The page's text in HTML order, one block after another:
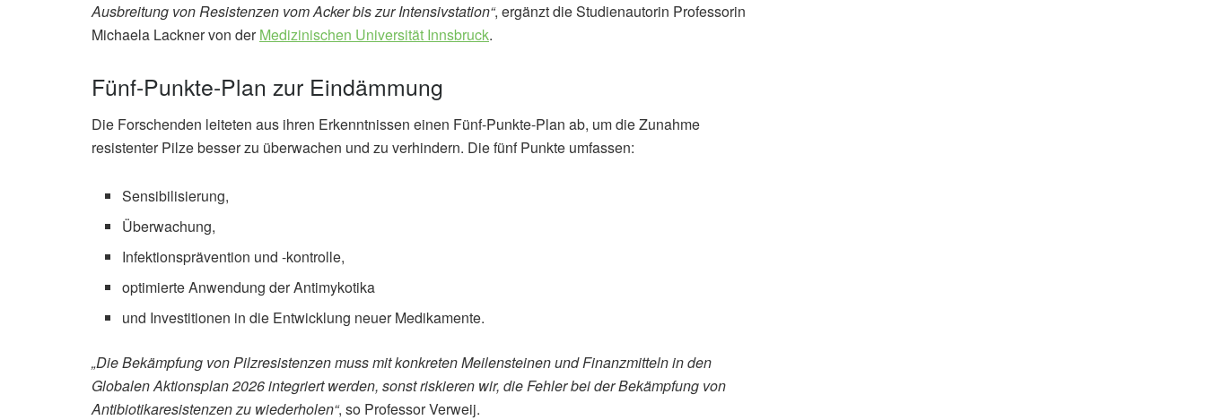
Ausbreitung von Resistenzen vom Acker bis zur Intensivstation“, ergänzt die Studienautorin Professorin
Michaela Lackner von derMedizinischen Universität Innsbruck.
Fünf-Punkte-Plan zur Eindämmung
Die Forschenden leiteten aus ihren Erkenntnissen einen Fünf-Punkte-Plan ab, um die Zunahme
resistenter Pilze besser zu überwachen und zu verhindern. Die fünf Punkte umfassen:
Sensibilisierung,
Überwachung,
Infektionsprävention und -kontrolle,
optimierte Anwendung der Antimykotika
und Investitionen in die Entwicklung neuer Medikamente.
„Die Bekämpfung von Pilzresistenzen muss mit konkreten Meilensteinen und Finanzmitteln in den
Globalen Aktionsplan 2026 integriert werden, sonst riskieren wir, die Fehler bei der Bekämpfung von
Antibiotikaresistenzen zu wiederholen“, so Professor Verweij.